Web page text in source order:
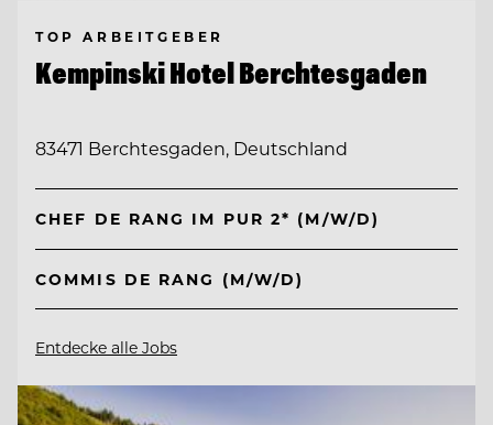
TOP ARBEITGEBER
Kempinski Hotel Berchtesgaden
83471 Berchtesgaden, Deutschland
CHEF DE RANG IM PUR 2* (M/W/D)
COMMIS DE RANG (M/W/D)
Entdecke alle Jobs